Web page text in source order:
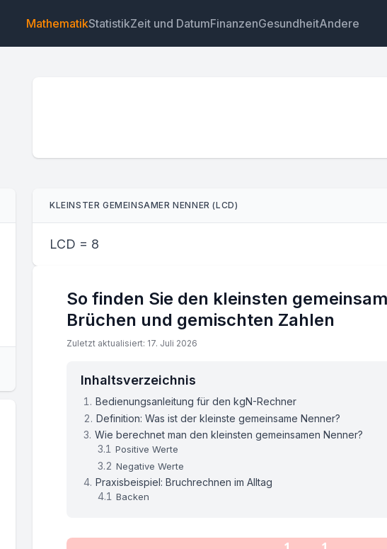
MathematikStatistikZeit und DatumFinanzenGesundheitAndere
KLEINSTER GEMEINSAMER NENNER (LCD)
LCD = 8
So finden Sie den kleinsten
Brüchen und gemischten Zahlen
Zuletzt aktualisiert: 17. Juli 2026
Inhaltsverzeichnis
Bedienungsanleitung für den kgN-Rechner
Definition: Was ist der kleinste gemeinsame Nenner?
Wie berechnet man den kleinsten gemeinsamen Nenner?
Positive Werte
Negative Werte
Praxisbeispiel: Bruchrechnen im Alltag
Backen